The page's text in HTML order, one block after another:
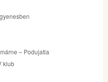
– Podujatia
klub